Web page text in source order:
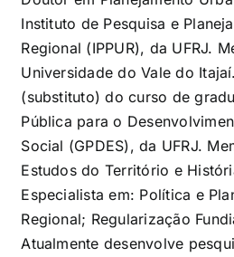
Instituto de Pesquisa e
Regional (IPPUR), da UFRJ.
Universidade do Vale do
(substituto) do curso de
Pública para o
Social (GPDES), da UFRJ.
Estudos do Território e
Especialista em: Política e
Regional; Regularização
Atualmente desenvolve